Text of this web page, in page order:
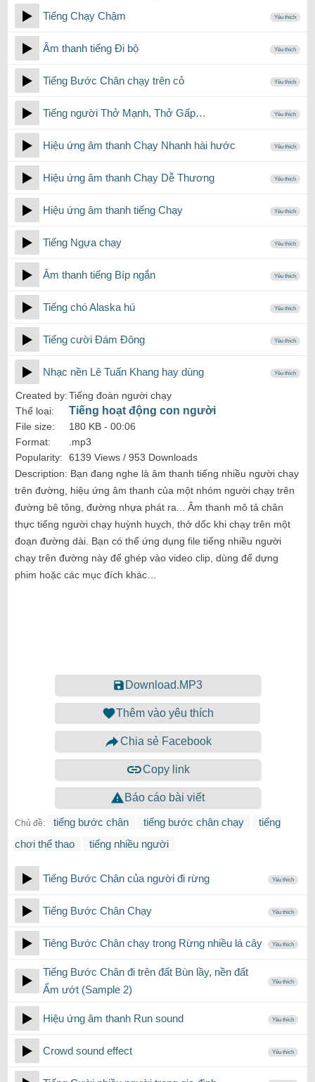
Tiếng Chạy Chậm Yêu thích
Âm thanh tiếng Đi bộ Yêu thích
Tiếng Bước Chân chạy trên cỏ Yêu thích
Tiếng người Thở Mạnh, Thở Gấp… Yêu thích
Hiệu ứng âm thanh Chạy Nhanh hài hước Yêu thích
Hiệu ứng âm thanh Chạy Dễ Thương Yêu thích
Hiệu ứng âm thanh tiếng Chạy Yêu thích
Tiếng Ngựa chạy Yêu thích
Âm thanh tiếng Bíp ngắn Yêu thích
Tiếng chó Alaska hú Yêu thích
Tiếng cười Đám Đông Yêu thích
Nhạc nền Lê Tuấn Khang hay dùng Yêu thích
Created by:Tiếng đoàn người chạy
Thể loại:
Tiếng hoạt động con người
File size: 180 KB - 00:06
Format:
.mp3
Popularity:
6139 Views / 953 Downloads
Description: Bạn đang nghe là âm thanh tiếng nhiều người chạy
trên đường, hiệu ứng âm thanh của một nhóm người chạy trên
đường bê tông, đường nhựa phát ra... Âm thanh mô tả chân
thực tiếng người chạy huỳnh huỵch, thở dốc khi chạy trên một
đoạn đường dài. Bạn có thể ứng dụng file tiếng nhiều người
chạy trên đường này để ghép vào video clip, dùng để dựng
phim hoặc các mục đích khác…
Download.MP3
Thêm vào yêu thích
Chia sẻ Facebook
Copy link
Báo cáo bài viết
Chủ đề: tiếng bước chân tiếng bước chân chạy
tiếng
chơi thể thao
tiếng nhiều người
Tiếng Bước Chân của người đi rừng Yêu thích
Tiếng Bước Chân Chạy Yêu thích
Tiêng Bước Chân chạy trong Rừng nhiều lá cây Yêu thích
Tiếng Bước Chân đi trên đất Bùn lầy, nền đất
Ẩm ướt (Sample 2)
Yêu thích
Hiệu ứng âm thanh Run sound Yêu thích
Crowd sound effect Yêu thích